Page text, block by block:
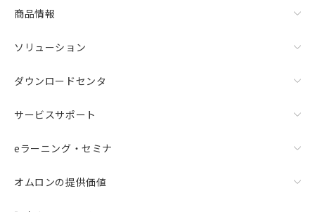
商品情報
ソリューション
ダウンロードセンタ
サービスサポート
eラーニング・セミナ
オムロンの提供価値